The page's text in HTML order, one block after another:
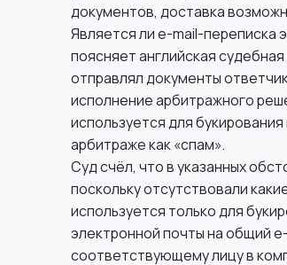
документов, доставка
Является ли e-mail-переписка
поясняет английская
отправлял документы
исполнение арбитражного
используется для
арбитраже как «спам».
Суд счёл, что в указанных
поскольку отсутствовали
используется только для
электронной почты на общий
соответствующему лицу в